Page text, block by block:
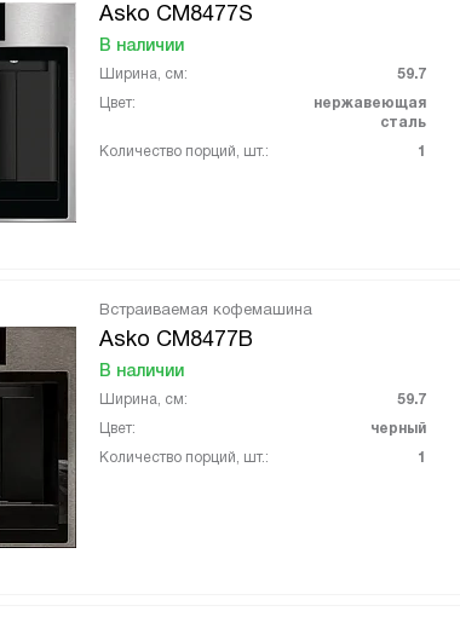
Asko CM8477S
В наличии
Ширина, см:
59.7
Цвет:
нержавеющая
сталь
Количество порций, шт.:
1
Встраиваемая кофемашина
Asko CM8477B
В наличии
Ширина, см:
59.7
Цвет:
черный
Количество порций, шт.:
1